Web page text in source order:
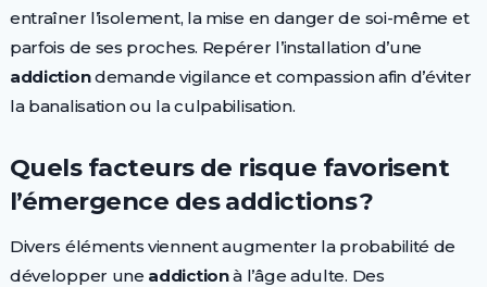
entraîner l’isolement, la mise en danger de soi-même et
parfois de ses proches. Repérer l’installation d’une
addictiondemande vigilance et compassion afin d’éviter
la banalisation ou la culpabilisation.
Quels facteurs de risque favorisent
l’émergence des addictions ?
Divers éléments viennent augmenter la probabilité de
développer une addictionà l’âge adulte. Des